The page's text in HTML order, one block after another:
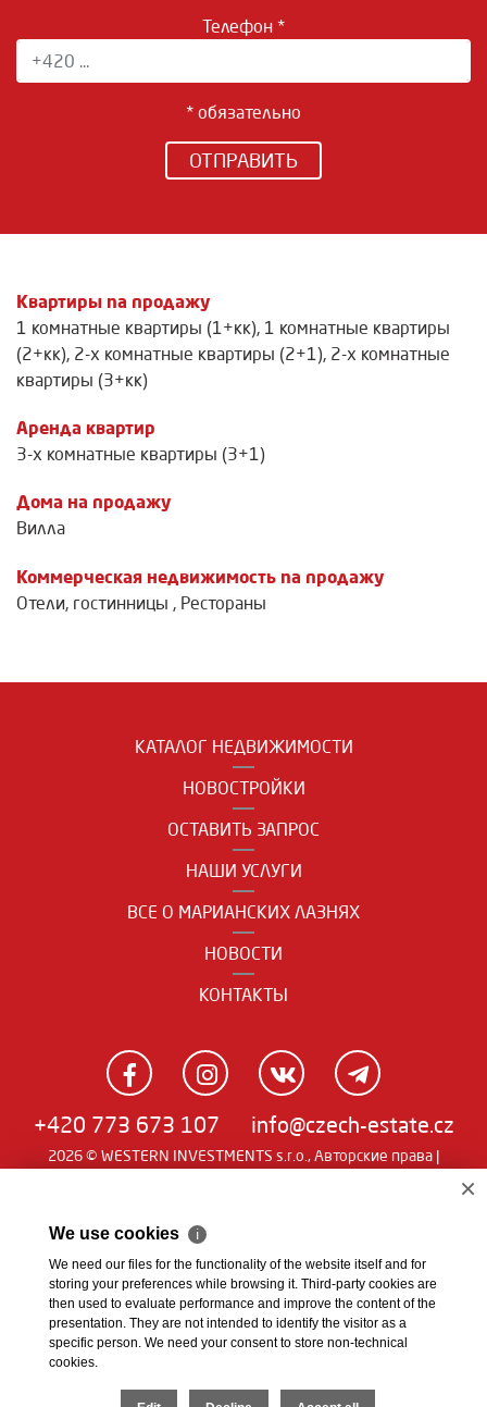
Телефон *
* обязательно
ОТПРАВИТЬ
Квартиры na продажу
1 комнатные квартиры (1+кк), 1 комнатные квартиры
(2+кк), 2-х комнатные квартиры (2+1), 2-х комнатные
квартиры (3+кк)
Аренда квартир
3-х комнатные квартиры (3+1)
Дома на продажу
Вилла
Коммерческая недвижимость na продажу
Отели, гостинницы , Рестораны
КАТАЛОГ НЕДВИЖИМОСТИ
НОВОСТРОЙКИ
ОСТАВИТЬ ЗАПРОС
НАШИ УСЛУГИ
ВСЕ О МАРИАНСКИХ ЛАЗНЯХ
НОВОСТИ
КОНТАКТЫ
+420 773 673 107 info@czech-estate.cz
2026 © WESTERN INVESTMENTS s.r.o., Авторские права |
×
We use cookies ℹ
We need our files for the functionality of the website itself and for
storing your preferences while browsing it. Third-party cookies are
then used to evaluate performance and improve the content of the
presentation. They are not intended to identify the visitor as a
specific person. We need your consent to store non-technical
cookies.